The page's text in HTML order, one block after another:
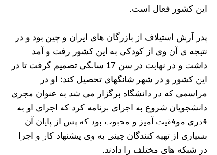
این کشور فعال است.
پدر آرش استیلاف از بازرگان های ایران و چین بود و در
نتیجه ی آن وی از کودکی به این کشور رفت و آمد
داشت و در نهایت در سن 17 سالگی تصمیم گرفت تا در
این کشور و در شهر شانگهای تحصیل کند؛ او در
مراسمی که در دانشگاه برگزار می شد به عنوان مجری
دانشجویان شروع به اجرای برنامه کرد که اجرای او به
قدری موفقیت آمیز و محبوب بود که پس از پایان آن
بسیاری از تهیه کنندگان چینی به وی پیشنهاد کار و اجرا
در شبکه های مختلف را دادند.